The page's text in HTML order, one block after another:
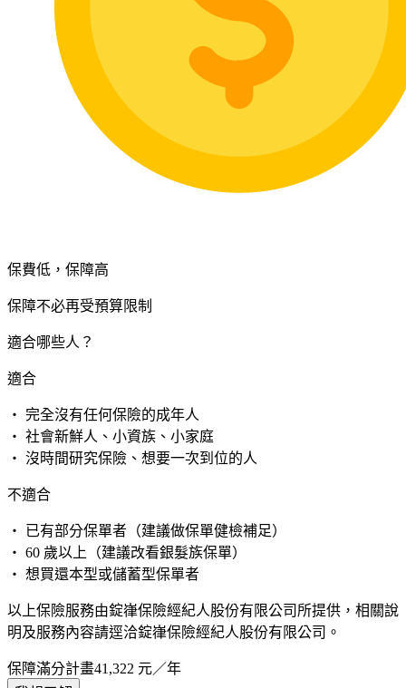
保費低，保障高
保障不必再受預算限制
適合哪些人？
適合
・ 完全沒有任何保險的成年人
・ 社會新鮮人、小資族、小家庭
・ 沒時間研究保險、想要一次到位的人
不適合
・ 已有部分保單者（建議做保單健檢補足）
・ 60 歲以上（建議改看銀髮族保單）
・ 想買還本型或儲蓄型保單者
以上保險服務由錠嵂保險經紀人股份有限公司所提供，相關說
明及服務內容請逕洽錠嵂保險經紀人股份有限公司。
保障滿分計畫41,322 元／年